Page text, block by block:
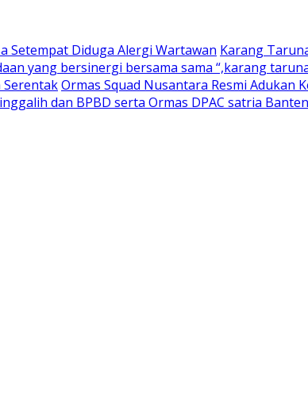
Setempat Diduga Alergi Wartawan Karang
yang bersinergi bersama sama “,karang taruna
SerentakOrmas Squad Nusantara Resmi Adukan
dan BPBD serta Ormas DPAC satria